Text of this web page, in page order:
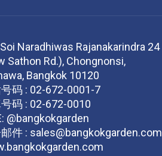
Naradhiwas Rajanakarindra 24
Sathon Rd.), Chongnonsi,
Bangkok 10120
码 : 02-672-0001-7
码 : 02-672-0010
@bangkokgarden
件 : sales@bangkokgarden.com